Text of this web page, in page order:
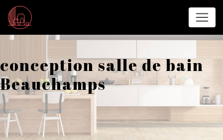
conception salle de bain
Beauchamps
Panneau de gestion des cookies